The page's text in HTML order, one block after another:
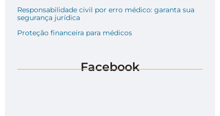
Responsabilidade civil por erro médico: garanta sua
segurança jurídica
Proteção financeira para médicos
Facebook